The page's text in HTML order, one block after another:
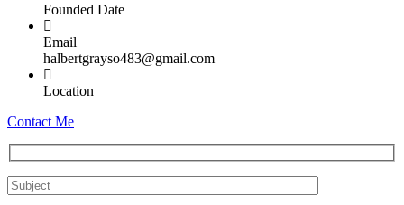
Founded Date
Email
halbertgrayso483@gmail.com
Location
Contact Me